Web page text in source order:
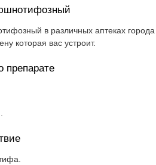
в различных аптеках
которая вас устроит.
препарате